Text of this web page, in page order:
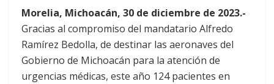
Morelia, Michoacán, 30 de diciembre de 2023.-
Gracias al compromiso del mandatario Alfredo
Ramírez Bedolla, de destinar las aeronaves del
Gobierno de Michoacán para la atención de
urgencias médicas, este año 124 pacientes en